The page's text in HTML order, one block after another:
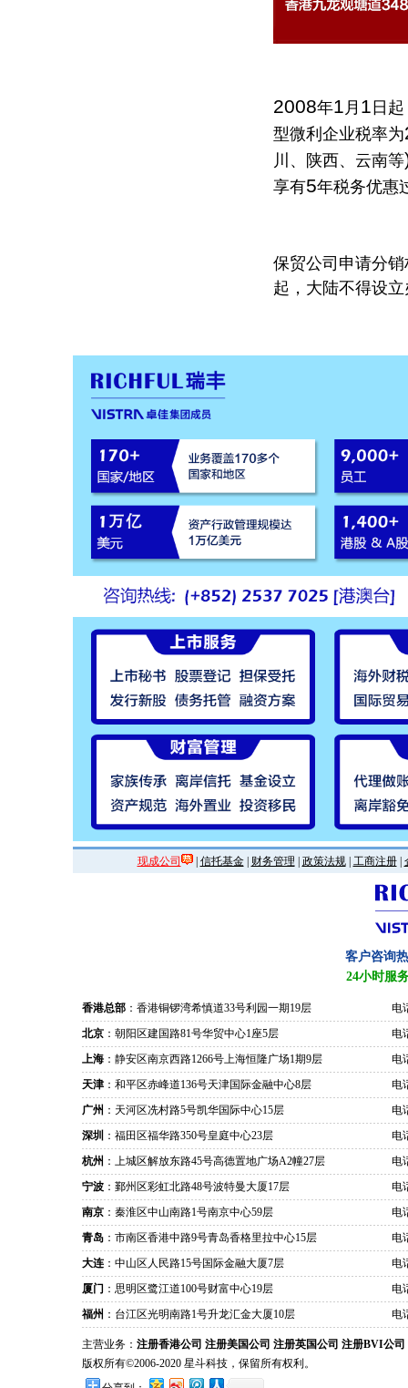
2008年1 月 1 日
型微利企业税率为
川、陕西、云南等
享有5年税务优惠
保贸公司申请分
起，大陆不得设
现成公司 | 信托基金| 财务管理 政策法规| 工商注册|
客户咨询
24小时服
香港总部 ：香港铜锣湾希慎道33号利园一期19层
电
北京 ：朝阳区建国路81号华贸中心1座5层
电
上海 ：静安区南京西路1266号上海恒隆广场1期9层
电
天津 ：和平区赤峰道136号天津国际金融中心8层
电
广州 ：天河区冼村路5号凯华国际中心15层
电
深圳 ：福田区福华路350号皇庭中心23层
电
杭州 ：上城区解放东路45号高德置地广场A2幢27层
电
宁波 ：鄞州区彩虹北路48号波特曼大厦17层
电
南京 ：秦淮区中山南路1号南京中心59层
电
青岛 ：市南区香港中路9号青岛香格里拉中心15层
电
大连 ：中山区人民路15号国际金融大厦7层
电
厦门 ：思明区鹭江道100号财富中心19层
电
福州 ：台江区光明南路1号升龙汇金大厦10层 电
主营业务： 注册香港公司 注册美国公司 注册英国公司 注册BVI公司
版权所有©2006-2020 星斗科技，保留所有权利。